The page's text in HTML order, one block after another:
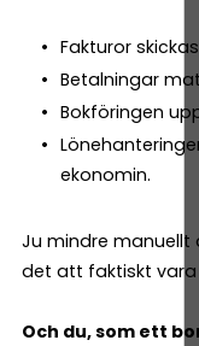
Fakturor
Betalningar
Bokföringen
ekonomin.
Ju mindre manuellt
det att faktiskt vara
Och du, som ett